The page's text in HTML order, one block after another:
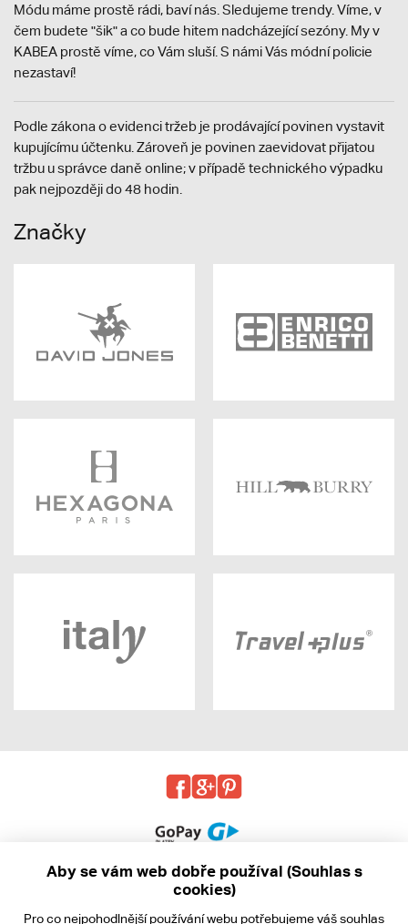
Módu máme prostě rádi, baví nás. Sledujeme trendy. Víme, v
čem budete "šik" a co bude hitem nadcházející sezóny. My v
KABEA prostě víme, co Vám sluší. S námi Vás módní policie
nezastaví!
Podle zákona o evidenci tržeb je prodávající povinen vystavit
kupujícímu účtenku. Zároveň je povinen zaevidovat přijatou
tržbu u správce daně online; v případě technického výpadku
pak nejpozději do 48 hodin.
Značky
Aby se vám web dobře používal (Souhlas s
cookies)
Pro co nejpohodlnější používání webu potřebujeme vášsouhlas